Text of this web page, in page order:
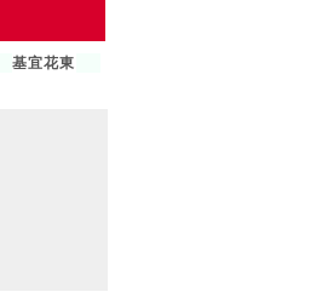
基宜花東